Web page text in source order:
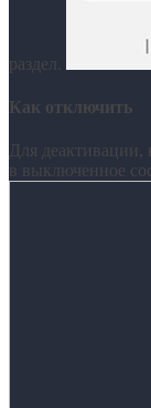
раздел.
Как отключить
Для деактивации,
в выключенное